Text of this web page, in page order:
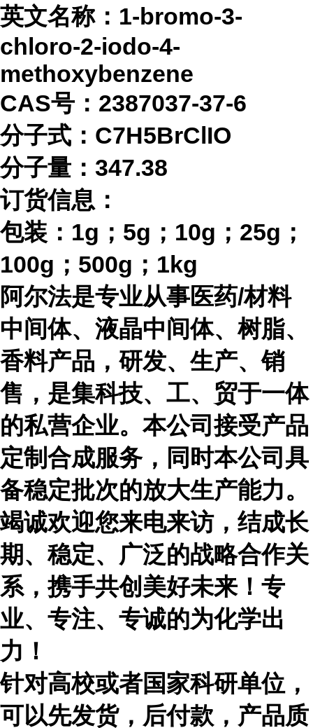
英文名称： 1-bromo-3-
chloro-2-iodo-4-
methoxybenzene
CAS号：2387037-37-6
分子式： C7H5BrClIO
分子量： 347.38
订货信息：
包装： 1g；5g；10g；25g；
100g；500g；1kg
阿尔法是专业从事医药/材料
中间体、液晶中间体、树脂、
香料产品，研发、生产、销
售，是集科技、工、贸于一体
的私营企业。本公司接受产品
定制合成服务，同时本公司具
备稳定批次的放大生产能力。
竭诚欢迎您来电来访，结成长
期、稳定、广泛的战略合作关
系，携手共创美好未来！专
业、专注、专诚的为化学出
力！
针对高校或者国家科研单位，
可以先发货，后付款，产品质